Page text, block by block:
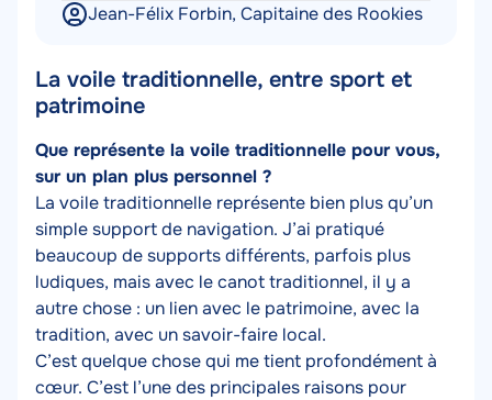
Jean-Félix Forbin, Capitaine des Rookies
La voile traditionnelle, entre sport et
patrimoine
Texte
Que représente la voile traditionnelle pour vous,
sur un plan plus personnel ?
La voile traditionnelle représente bien plus qu’un
simple support de navigation. J’ai pratiqué
beaucoup de supports différents, parfois plus
ludiques, mais avec le canot traditionnel, il y a
autre chose : un lien avec le patrimoine, avec la
tradition, avec un savoir-faire local.
C’est quelque chose qui me tient profondément à
cœur. C’est l’une des principales raisons pour